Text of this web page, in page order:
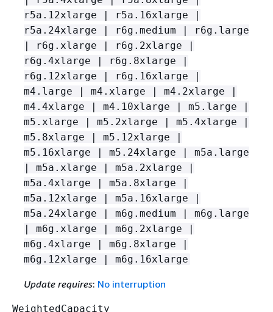
r5a.12xlarge | r5a.16xlarge |
r5a.24xlarge | r6g.medium | r6g.large
| r6g.xlarge | r6g.2xlarge |
r6g.4xlarge | r6g.8xlarge |
r6g.12xlarge | r6g.16xlarge |
m4.large | m4.xlarge | m4.2xlarge |
m4.4xlarge | m4.10xlarge | m5.large |
m5.xlarge | m5.2xlarge | m5.4xlarge |
m5.8xlarge | m5.12xlarge |
m5.16xlarge | m5.24xlarge | m5a.large
| m5a.xlarge | m5a.2xlarge |
m5a.4xlarge | m5a.8xlarge |
m5a.12xlarge | m5a.16xlarge |
m5a.24xlarge | m6g.medium | m6g.large
| m6g.xlarge | m6g.2xlarge |
m6g.4xlarge | m6g.8xlarge |
m6g.12xlarge | m6g.16xlarge
Update requires: No interruption
WeightedCapacity